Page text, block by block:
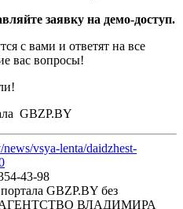
заявку на демо-доступ.
с вами и ответят на все
вас вопросы!
GBZP.BY
vsya-lenta/daidzhest-
43-98
GBZP.BY без
"АГЕНТСТВО ВЛАДИМИРА